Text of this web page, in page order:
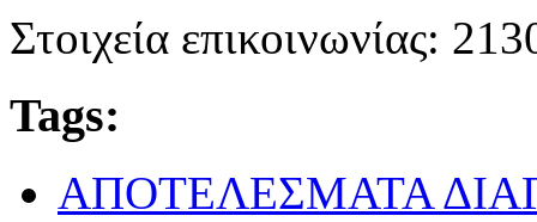
Στοιχεία επικοινωνίας:
Tags:
ΑΠΟΤΕΛΕΣΜΑΤΑ